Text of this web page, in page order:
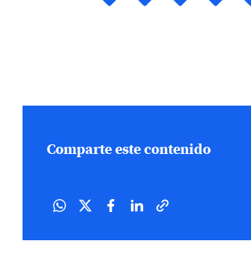
Comparte este contenido